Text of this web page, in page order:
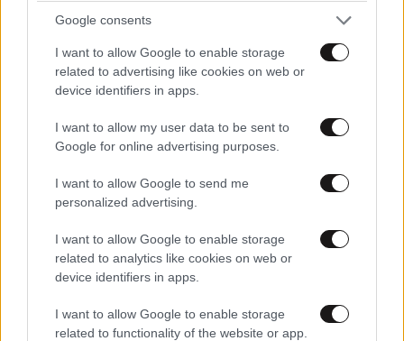
Google consents
I want to allow Google to enable storage
related to advertising like cookies on web or
device identifiers in apps.
I want to allow my user data to be sent to
Google for online advertising purposes.
I want to allow Google to send me
personalized advertising.
I want to allow Google to enable storage
related to analytics like cookies on web or
device identifiers in apps.
I want to allow Google to enable storage
related to functionality of the website or app.
Πόσο κόμπλεξ πια....?
Απαντήστε
advouk77
Για να μην ακουγονται ανακριβειες...τους
ιθαγενεις αμερικανους τους εφαγαν οι
Ηταν απο τις βασικες αιτιες της διακυρηξης της
ανεξαρτησιας τους. Οι Αγγλοι τους
προστατευαν και ηταν συμμαχοι στο